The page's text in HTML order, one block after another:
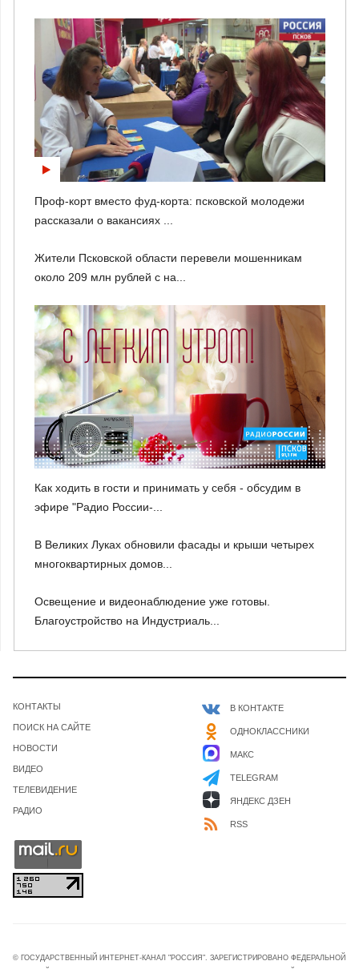
Проф-корт вместо фуд-корта: псковской молодежи
рассказали о вакансиях ...
Жители Псковской области перевели мошенникам
около 209 млн рублей с на...
Как ходить в гости и принимать у себя - обсудим в
эфире "Радио России-...
В Великих Луках обновили фасады и крыши четырех
многоквартирных домов...
Освещение и видеонаблюдение уже готовы.
Благоустройство на Индустриаль...
КОНТАКТЫ
ПОИСК НА САЙТЕ
НОВОСТИ
ВИДЕО
ТЕЛЕВИДЕНИЕ
РАДИО
В КОНТАКТЕ
ОДНОКЛАССНИКИ
МАКС
TELEGRAM
ЯНДЕКС ДЗЕН
RSS
© ГОСУДАРСТВЕННЫЙ ИНТЕРНЕТ-КАНАЛ "РОССИЯ". ЗАРЕГИСТРИРОВАНО ФЕДЕРАЛЬНОЙ